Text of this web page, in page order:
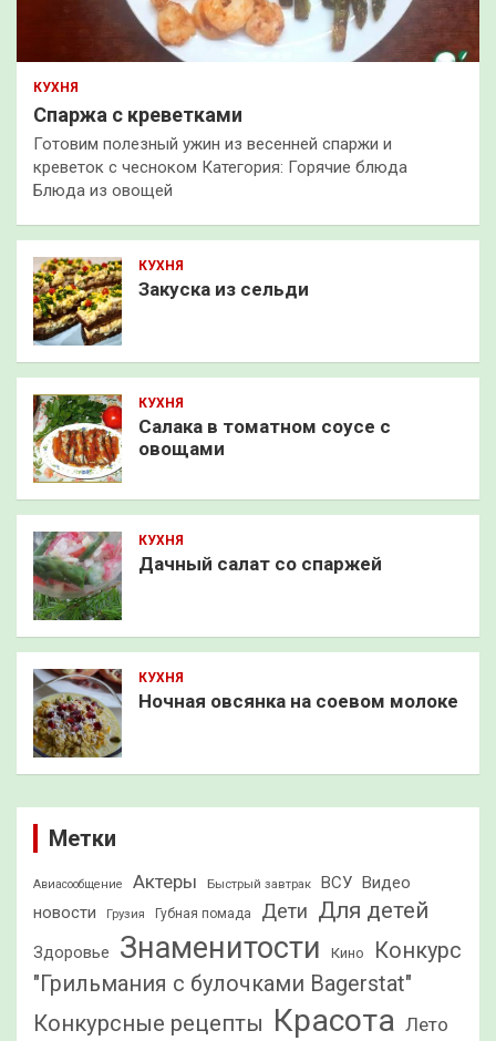
КУХНЯ
Спаржа с креветками
Готовим полезный ужин из весенней спаржи и
креветок с чесноком Категория: Горячие блюда
Блюда из овощей
КУХНЯ
Закуска из сельди
КУХНЯ
Салака в томатном соусе с
овощами
КУХНЯ
Дачный салат со спаржей
КУХНЯ
Ночная овсянка на соевом молоке
Метки
Авиасообщение Актеры Быстрый завтрак ВСУ Видео
новости
Грузия Губная помада Дети Для детей
Здоровье Знаменитости Кино
Конкурс
"Грильмания с булочками Bagerstat"
Конкурсные рецепты Красота Лето